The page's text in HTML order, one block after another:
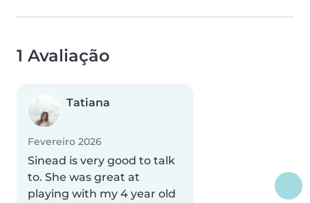
1 Avaliação
Tatiana
Fevereiro 2026
Sinead is very good to talk
to. She was great at
playing with my 4 year old